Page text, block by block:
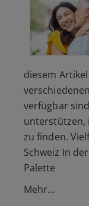
diesem
verfügbar
unterstützen,
zu finden.
Schweiz In
Palette
Mehr…